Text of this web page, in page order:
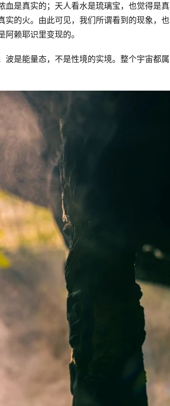
血是真实的；天人看水是琉璃宝，也觉得是真
实的火。由此可见，我们所谓看到的现象，也
赖耶识里变现的。
是能量态，不是性境的实境。整个宇宙都属